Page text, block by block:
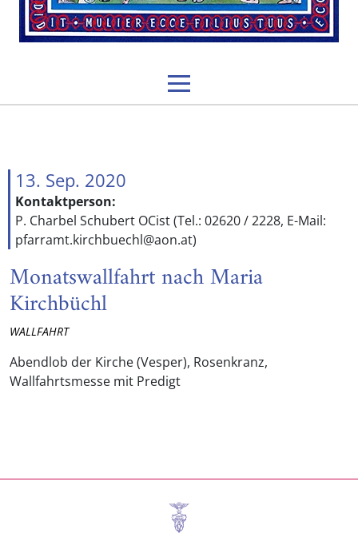
13. Sep. 2020
Kontaktperson:
P. Charbel Schubert OCist (Tel.: 02620 / 2228, E-Mail:
pfarramt.kirchbuechl@aon.at)
Monatswallfahrt nach Maria
Kirchbüchl
WALLFAHRT
Abendlob der Kirche (Vesper), Rosenkranz,
Wallfahrtsmesse mit Predigt